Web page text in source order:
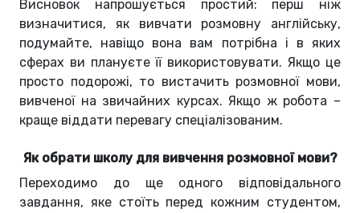
Висновок напрошується простий: перш ніж
визначитися, як вивчати розмовну англійську,
подумайте, навіщо вона вам потрібна і в яких
сферах ви плануєте її використовувати. Якщо це
просто подорожі, то вистачить розмовної мови,
вивченої на звичайних курсах. Якщо ж робота –
краще віддати перевагу спеціалізованим.
Як обрати школу для вивчення розмовної мови?
Переходимо до ще одного відповідального
завдання, яке стоїть перед кожним студентом,